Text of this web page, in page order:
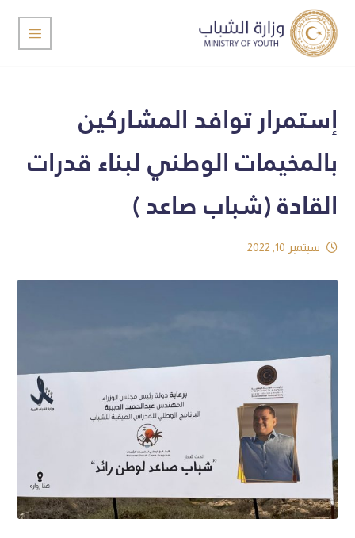
إستمرار توافد المشاركين
بالمخيمات الوطني لبناء قدرات
القادة (شباب صاعد )
سبتمبر 10, 2022